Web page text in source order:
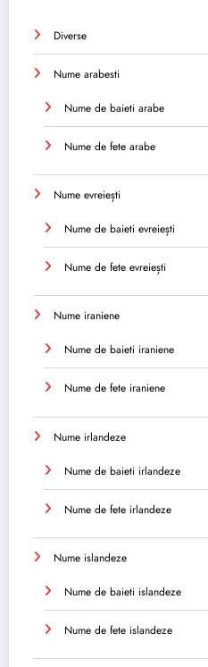
Diverse
Nume arabesti
Nume de baieti arabe
Nume de fete arabe
Nume evreiești
Nume de baieti evreiești
Nume de fete evreiești
Nume iraniene
Nume de baieti iraniene
Nume de fete iraniene
Nume irlandeze
Nume de baieti irlandeze
Nume de fete irlandeze
Nume islandeze
Nume de baieti islandeze
Nume de fete islandeze